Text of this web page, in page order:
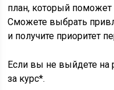
план, который поможет
Сможете выбрать
и получите приоритет
Если вы не выйдете на
за курс*.